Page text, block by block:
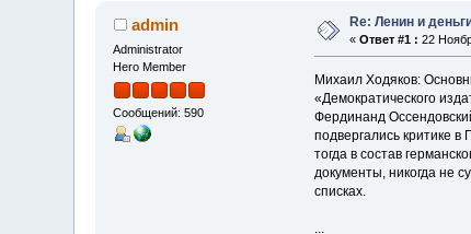
admin
Administrator
Hero Member
Сообщений: 590
Re: Ленин и
«Ответ #1 : 22
Михаил Ходяков:
«Демократического
Фердинанд
подвергались критике
тогда в состав
документы, никогда не
списках.